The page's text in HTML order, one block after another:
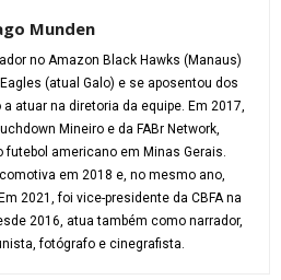
Munden
no Amazon Black Hawks (Manaus)
(atual Galo) e se aposentou dos
atuar na diretoria da equipe. Em 2017,
Mineiro e da FABr Network,
futebol americano em Minas Gerais.
em 2018 e, no mesmo ano,
2021, foi vice-presidente da CBFA na
2016, atua também como narrador,
fotógrafo e cinegrafista.